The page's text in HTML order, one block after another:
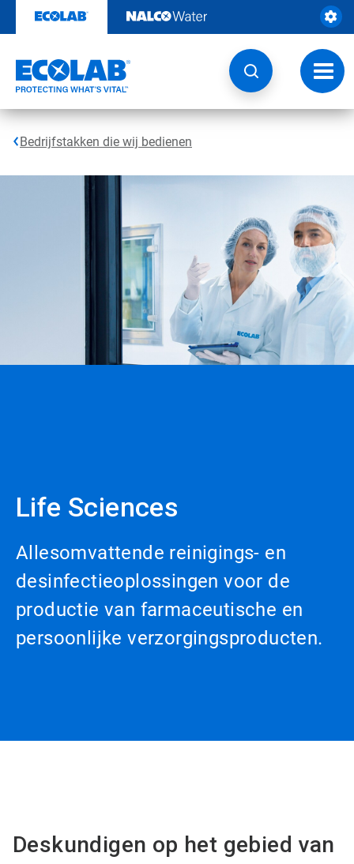
content
Bedrijfstakken die wij bedienen
Life Sciences
Allesomvattende reinigings- en
desinfectieoplossingen voor de
productie van farmaceutische en
persoonlijke verzorgingsproducten.
Deskundigen op het gebied van